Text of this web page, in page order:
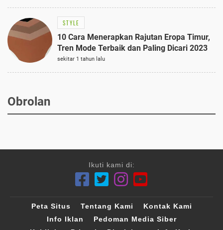
STYLE
10 Cara Menerapkan Rajutan Eropa Timur,
Tren Mode Terbaik dan Paling Dicari 2023
sekitar 1 tahun lalu
Obrolan
Ikuti kami di:
Peta Situs Tentang Kami
Kontak Kami
Info Iklan
Pedoman Media Siber